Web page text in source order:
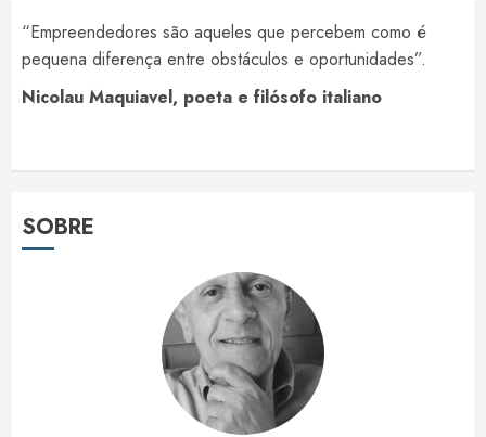
“Empreendedores são aqueles que percebem como é
pequena diferença entre obstáculos e oportunidades”.
Nicolau Maquiavel, poeta e filósofo italiano
SOBRE